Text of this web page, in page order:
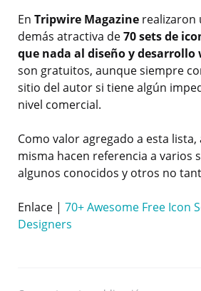
En Tripwire Magazine realizaron
demás atractiva de70 sets de
que nada al diseño y desarrollo
son gratuitos, aunque siempre
sitio del autor si tiene algún
nivel comercial.
Como valor agregado a esta lista,
misma hacen referencia a varios
algunos conocidos y otros no
Enlace | 70+ Awesome Free Icon
Designers